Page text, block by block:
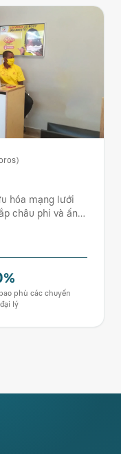
hóa mạng lưới
châu phi và ấn
phủ các chuyến
lý